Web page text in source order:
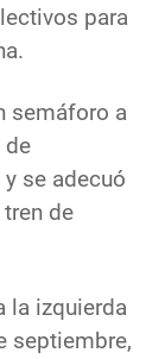
para
semáforo a
de
se adecuó
de
la izquierda
septiembre,